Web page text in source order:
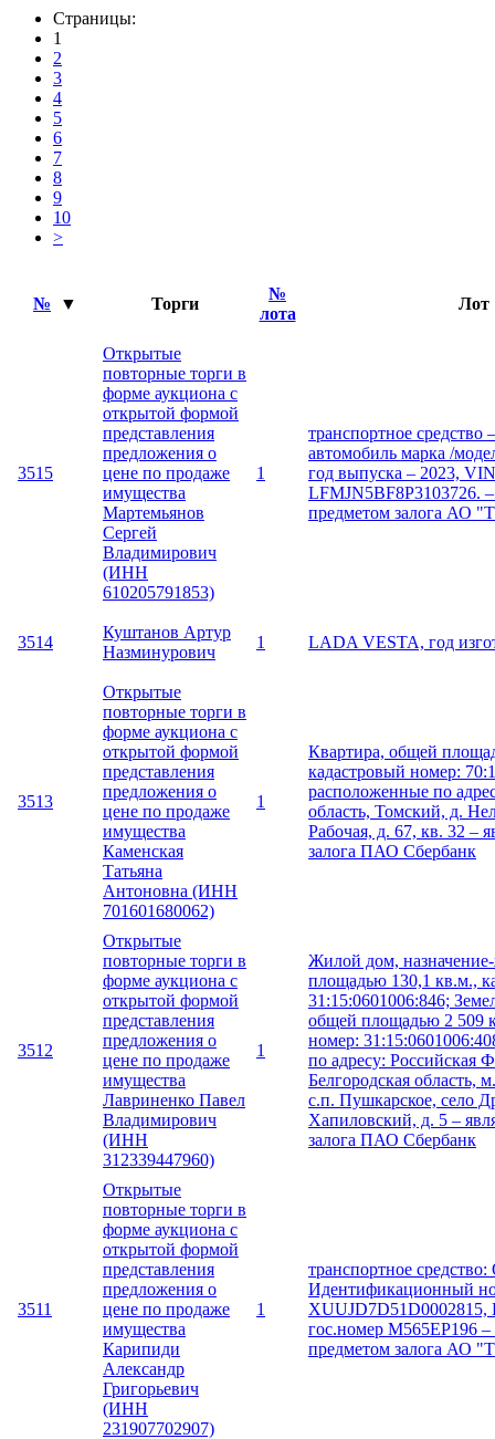
Страницы:
1
2
3
4
5
6
7
8
9
10
>
№ ▼ Торги
№
лота
Лот
3515
Открытые
повторные торги в
форме аукциона с
открытой формой
представления
предложения о
цене по продаже
имущества
Мартемьянов
Сергей
Владимирович
(ИНН
610205791853)
1
транспортное средство
автомобиль марка /
год выпуска – 2023,
LFMJN5BF8P3103726. –
предметом залога АО
3514
Куштанов Артур
Назминурович
1 LADA VESTA, год
3513
Открытые
повторные торги в
форме аукциона с
открытой формой
представления
предложения о
цене по продаже
имущества
Каменская
Татьяна
Антоновна (ИНН
701601680062)
1
Квартира, общей
кадастровый номер:
расположенные по
область, Томский, д.
Рабочая, д. 67, кв. 32 –
залога ПАО Сбербанк
3512
Открытые
повторные торги в
форме аукциона с
открытой формой
представления
предложения о
цене по продаже
имущества
Лавриненко Павел
Владимирович
(ИНН
312339447960)
1
Жилой дом,
площадью 130,1 кв.м.,
31:15:0601006:846;
общей площадью 2 509
номер:
по адресу: Российская
Белгородская область,
с.п. Пушкарское, село
Хапиловский, д. 5 –
залога ПАО Сбербанк
3511
Открытые
повторные торги в
форме аукциона с
открытой формой
представления
предложения о
цене по продаже
имущества
Карипиди
Александр
Григорьевич
(ИНН
231907702907)
1
транспортное
Идентификационный
XUUJD7D51D0002815,
гос.номер М565ЕР196 –
предметом залога АО